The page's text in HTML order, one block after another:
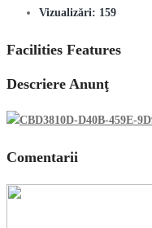
Vizualizări: 159
Facilities Features
Descriere Anunţ
Comentarii